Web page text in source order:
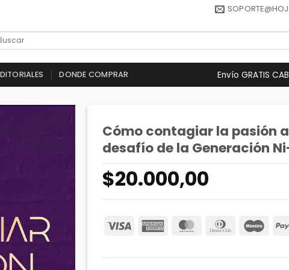
DONDE COMPRAR Envío GRATIS
Cómo contagiar la pasión a
desafío de la Generación
$20.000,00
Visa
AmericanMasterCard
Dinners